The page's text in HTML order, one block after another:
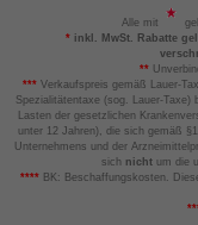
Alle mit
*inkl. MwSt. Rabatte
**
*** Verkaufspreis gemäß Lauer-
Spezialitätentaxe (sog. Lauer-Taxe)
Lasten der gesetzlichen
unter 12 Jahren), die sich gemäß
Unternehmens und der
sich nicht um die
****BK: Beschaffungskosten.